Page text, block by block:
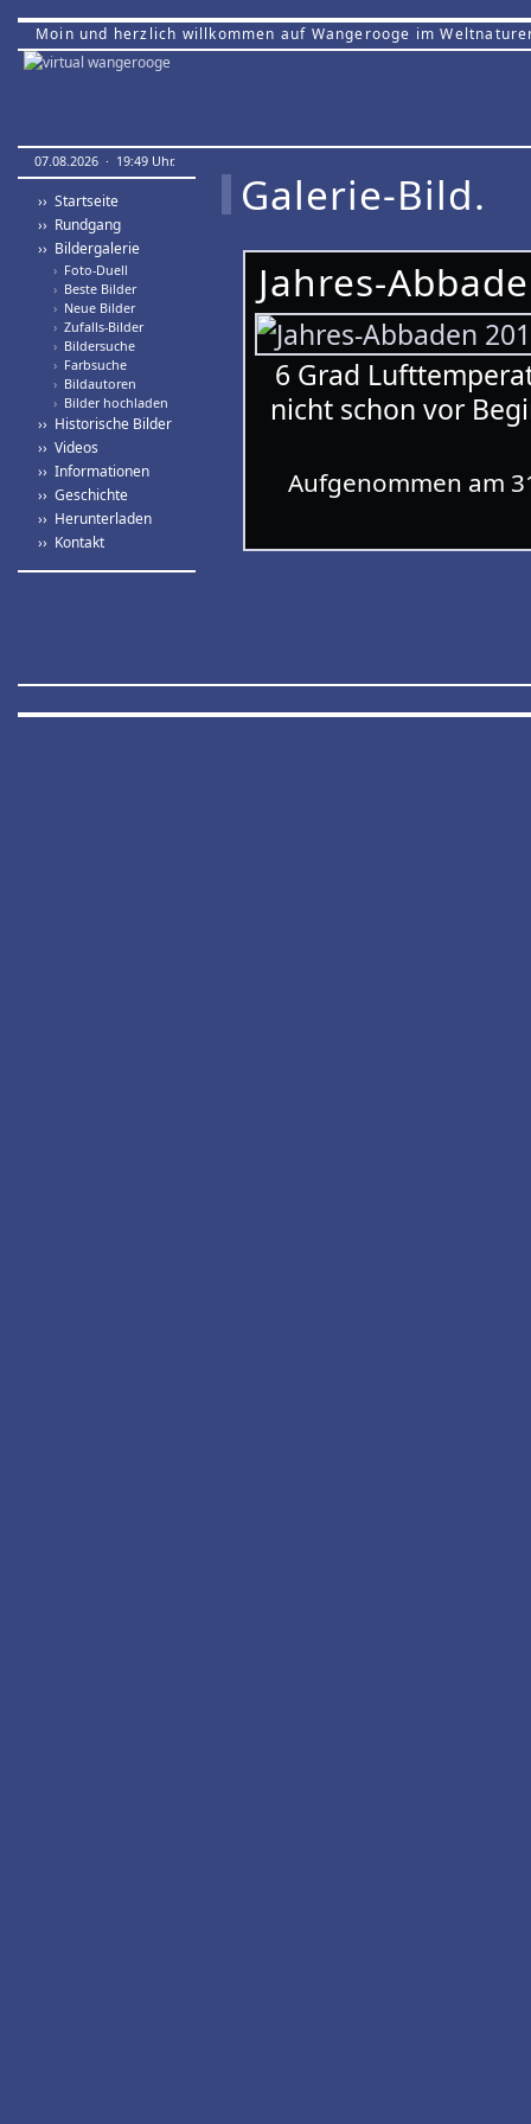
Moin und herzlich willkommen auf Wangerooge im
07.08.2026 · 19:49 Uhr.
›› Startseite
›› Rundgang
›› Bildergalerie
› Foto-Duell
› Beste Bilder
› Neue Bilder
› Zufalls-Bilder
› Bildersuche
› Farbsuche
› Bildautoren
› Bilder hochladen
›› Historische Bilder
›› Videos
›› Informationen
›› Geschichte
›› Herunterladen
›› Kontakt
Galerie-Bild.
Jahres-
6 Grad
nicht schon vor
Aufgenommen am